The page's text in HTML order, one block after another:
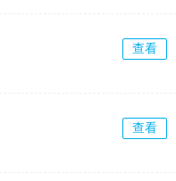
查看
查看